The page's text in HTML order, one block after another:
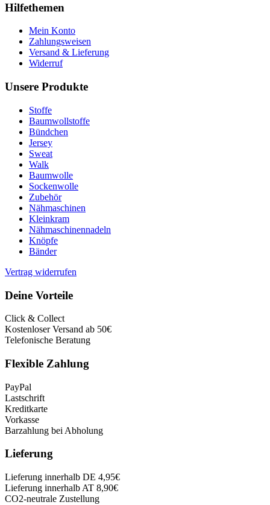
Hilfethemen
Mein Konto
Zahlungsweisen
Versand & Lieferung
Widerruf
Unsere Produkte
Stoffe
Baumwollstoffe
Bündchen
Jersey
Sweat
Walk
Baumwolle
Sockenwolle
Zubehör
Nähmaschinen
Kleinkram
Nähmaschinennadeln
Knöpfe
Bänder
Vertrag widerrufen
Deine Vorteile
Click & Collect
Kostenloser Versand ab 50€
Telefonische Beratung
Flexible Zahlung
PayPal
Lastschrift
Kreditkarte
Vorkasse
Barzahlung bei Abholung
Lieferung
Lieferung innerhalb DE 4,95€
Lieferung innerhalb AT 8,90€
CO2-neutrale Zustellung